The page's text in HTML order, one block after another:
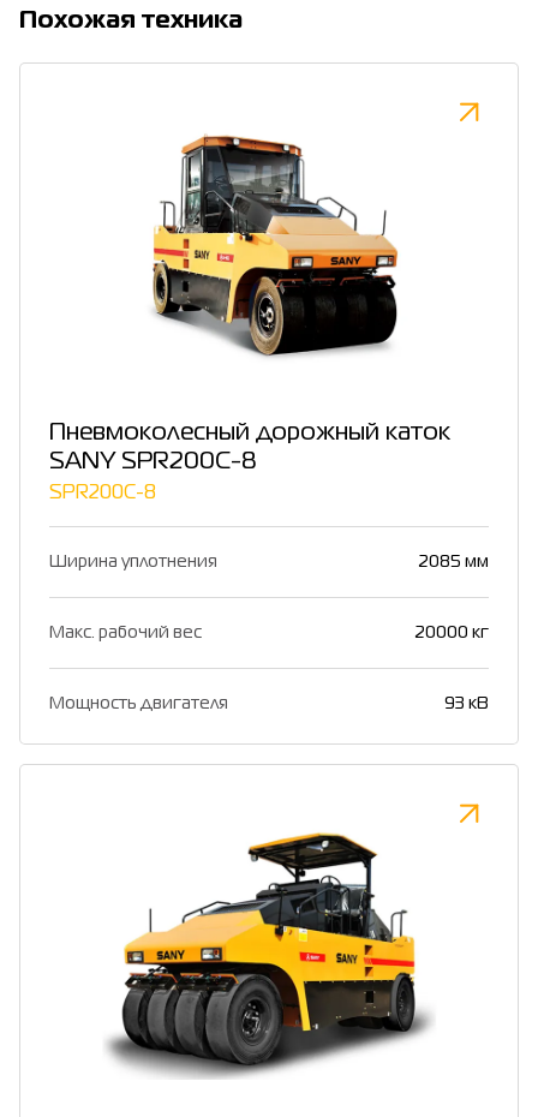
Похожая техника
Пневмоколесный дорожный каток
SANY SPR200C-8
SPR200C-8
Ширина уплотнения 2085 мм
Макс. рабочий вес 20000 кг
Мощность двигателя 93 кВ